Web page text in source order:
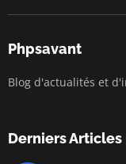
Phpsavant
Blog d'actualités et
Derniers Articles